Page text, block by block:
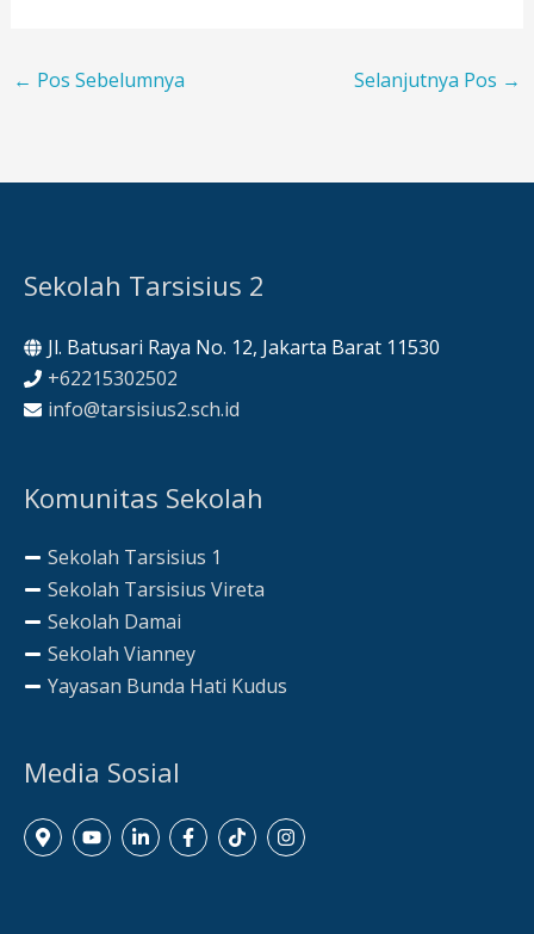
← Pos Sebelumnya Selanjutnya Pos →
Sekolah Tarsisius 2
Jl. Batusari Raya No. 12, Jakarta Barat 11530
+62215302502
info@tarsisius2.sch.id
Komunitas Sekolah
Sekolah Tarsisius 1
Sekolah Tarsisius Vireta
Sekolah Damai
Sekolah Vianney
Yayasan Bunda Hati Kudus
Media Sosial